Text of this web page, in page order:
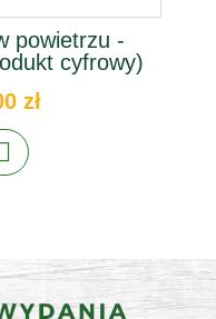
powietrzu -
cyfrowy)
zł